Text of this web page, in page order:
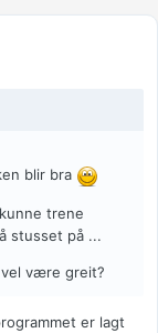
blir bra
trene
stusset på ...
være greit?
er lagt